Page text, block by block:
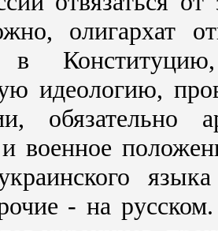
олигархат
в
идеологию,
обязательно
военное
- на